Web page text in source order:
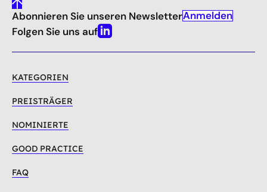
gehe
nach
oben
Abonnieren Sie unseren NewsletterAnmelden
Folgen Sie uns aufLinkedin
KATEGORIEN
PREISTRÄGER
NOMINIERTE
GOOD PRACTICE
FAQ